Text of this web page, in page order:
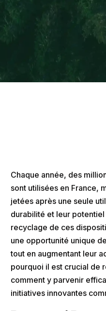
Chaque année, des
sont utilisées en France,
jetées après une seule
durabilité et leur
recyclage de ces
une opportunité unique
tout en augmentant leur
pourquoi il est crucial de
comment y parvenir
initiatives innovantes